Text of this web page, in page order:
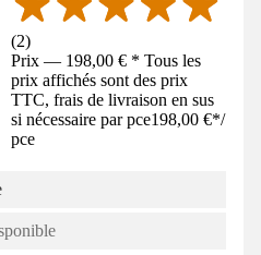
(2)
Prix — 198,00 € * Tous les
prix affichés sont des prix
TTC, frais de livraison en sus
si nécessaire par pce198,00 €*/
pce